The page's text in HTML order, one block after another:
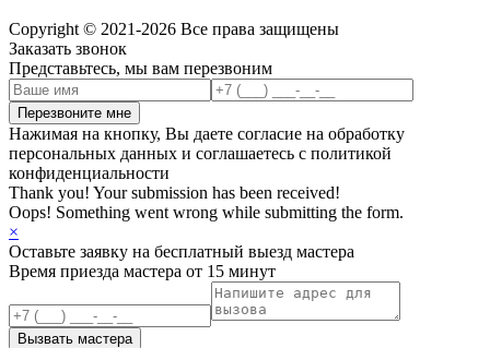
Copyright © 2021-2026 Все права защищены
Заказать звонок
Представьтесь, мы вам перезвоним
Нажимая на кнопку, Вы даете согласие на обработку
персональных данных и соглашаетесь с политикой
конфиденциальности
Thank you! Your submission has been received!
Oops! Something went wrong while submitting the form.
×
Оставьте заявку на бесплатный выезд мастера
Время приезда мастера от 15 минут